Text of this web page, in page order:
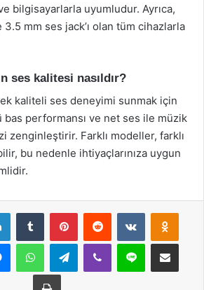
bilgisayarlarla uyumludur. Ayrıca,
mm ses jack’ı olan tüm cihazlarla
ses kalitesi nasıldır?
kaliteli ses deneyimi sunmak için
bas performansı ve net ses ile müzik
zenginleştirir. Farklı modeller, farklı
bu nedenle ihtiyaçlarınıza uygun
LinkedInTumblr PinterestReddit VKontakte
MessengerWhatsAppTelegramViber Line E-Posta ile
Yazdır